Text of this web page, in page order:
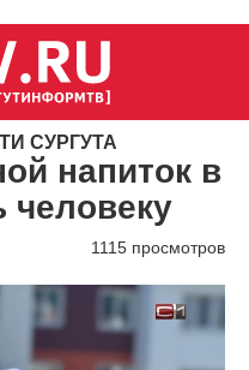
СУРГУТА
напиток в
человеку
1115 просмотров